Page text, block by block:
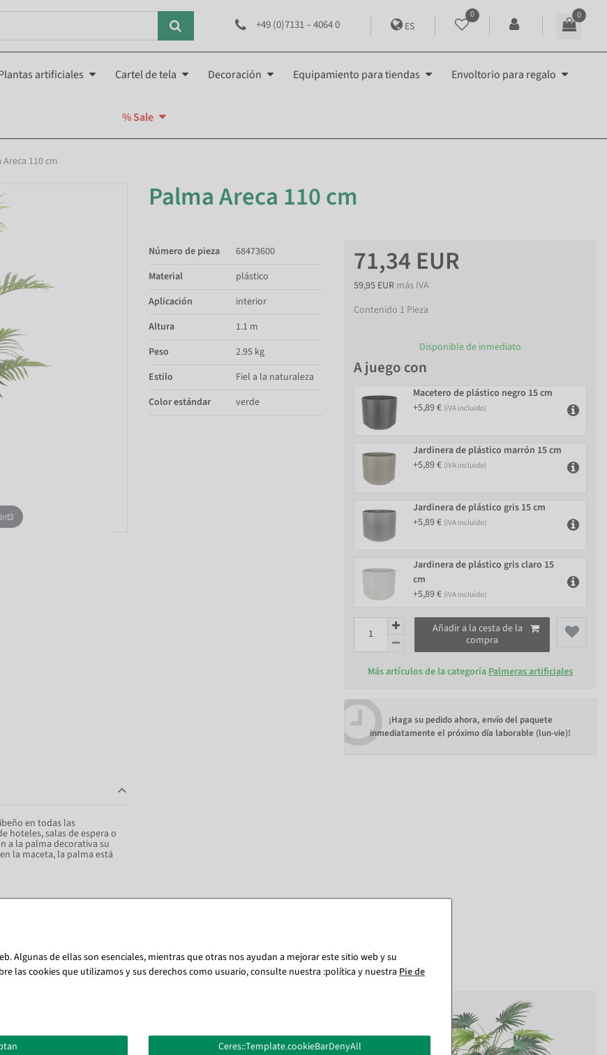
+49 (0)7131 – 4064 0 ES
0 0
artificiales Cartel de tela Decoración Equipamiento para tiendas Envoltorio para regalo
% Sale
Areca 110 cm
Palma Areca 110 cm
71,34 EUR
59,95 EUR más IVA
Contenido 1 Pieza
Disponible de inmediato
A juego con
Macetero de plástico negro 15 cm
+5,89 € (iVA incluido)
Jardinera de plástico marrón 15 cm
+5,89 € (iVA incluido)
Jardinera de plástico gris 15 cm
+5,89 € (iVA incluido)
Jardinera de plástico gris claro 15
cm
+5,89 € (iVA incluido)
Añadir a la cesta de la
compra
Más artículos de la categoría Palmeras artificiales
¡Haga su pedido ahora, envío del paquete
inmediatamente el próximo día laborable (lun-vie)!
Número de pieza
68473600
Material
plástico
Aplicación
interior
Altura
1.1 m
Peso
2.95 kg
Estilo
Fiel a la naturaleza
Color estándar
verde
en todas las
hoteles, salas de espera o
a la palma decorativa su
la maceta, la palma está
También te puede gustar (8)
Algunas de ellas son esenciales, mientras que otras nos ayudan a mejorar este sitio web y su
las cookies que utilizamos y sus derechos como usuario, consulte nuestra :política y nuestra Pie de
Ceres::Template.cookieBarDenyAll